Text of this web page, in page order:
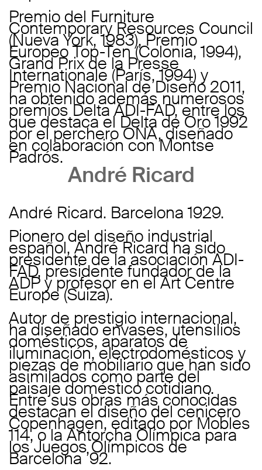
Premio del Furniture
Contemporary Resources Council
(Nueva York, 1983), Premio
Europeo Top-Ten (Colonia, 1994),
Grand Prix de la Presse
Internationale (París, 1994) y
Premio Nacional de Diseño 2011,
ha obtenido además numerosos
premios Delta ADI-FAD, entre los
que destaca el Delta de Oro 1992
por el perchero ONA, diseñado
en colaboración con Montse
Padrós.
André Ricard
André Ricard. Barcelona 1929.
Pionero del diseño industrial
español, André Ricard ha sido
presidente de la asociación ADI-
FAD, presidente fundador de la
ADP y profesor en el Art Centre
Europe (Suiza).
Autor de prestigio internacional,
ha diseñado envases, utensilios
domésticos, aparatos de
iluminación, electrodomésticos y
piezas de mobiliario que han sido
asimilados como parte del
paisaje doméstico cotidiano.
Entre sus obras más conocidas
destacan el diseño del cenicero
Copenhagen, editado por Mobles
114, o la Antorcha Olímpica para
los Juegos Olímpicos de
Barcelona ’92.